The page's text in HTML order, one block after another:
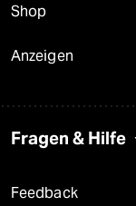
Shop
Anzeigen
Fragen & Hilfe
Feedback